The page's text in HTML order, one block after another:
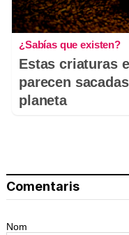
¿Sabías que existen?
Estas criaturas
parecen
planeta
Comentaris
Nom